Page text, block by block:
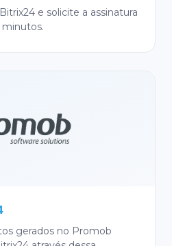
e solicite a assinatura
gerados no Promob